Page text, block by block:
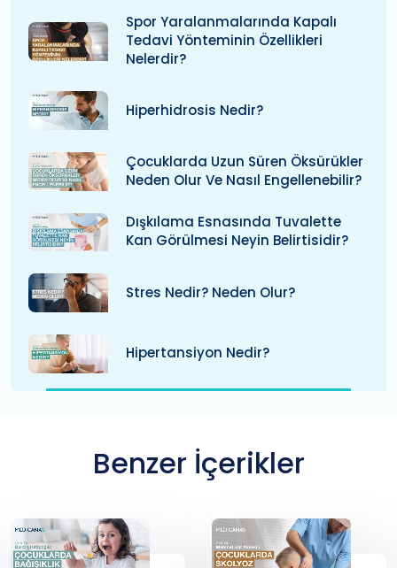
Spor Yaralanmalarında Kapalı
Tedavi Yönteminin Özellikleri
Nelerdir?
Hiperhidrosis Nedir?
Çocuklarda Uzun Süren Öksürükler
Neden Olur Ve Nasıl Engellenebilir?
Dışkılama Esnasında Tuvalette
Kan Görülmesi Neyin Belirtisidir?
Stres Nedir? Neden Olur?
Hipertansiyon Nedir?
Benzer İçerikler